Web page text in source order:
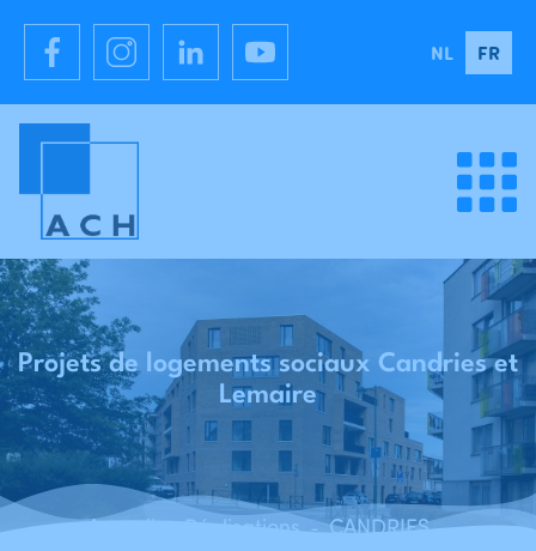
NL FR
Accueil - Réalisations - CANDRIES - Projets de logements sociaux Candries et Lemaire - Molenbeek-St-Jean
Projets de logements sociaux Candries et
Lemaire